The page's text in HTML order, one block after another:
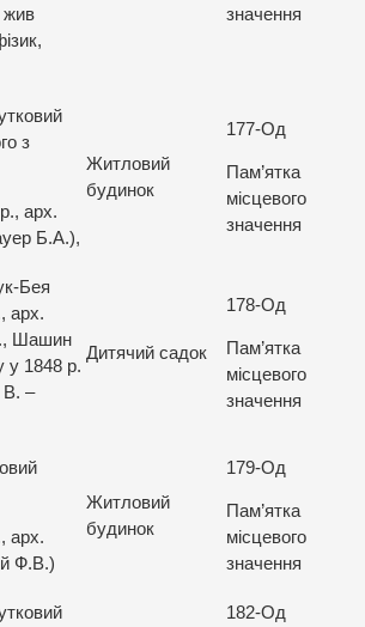
жив
значення
з
арх.
Б.А.),
Житловий
будинок
177-Од
Пам’ятка
місцевого
значення
Бея
арх.
Шашин
1848 р.
В. –
Дитячий садок
178-Од
Пам’ятка
місцевого
значення
арх.
Ф.В.)
Житловий
будинок
179-Од
Пам’ятка
місцевого
значення
182-Од